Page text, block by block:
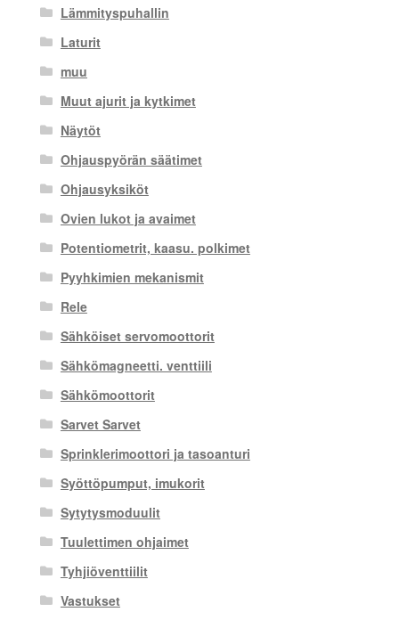
Lämmityspuhallin
Laturit
muu
Muut ajurit ja kytkimet
Näytöt
Ohjauspyörän säätimet
Ohjausyksiköt
Ovien lukot ja avaimet
Potentiometrit, kaasu. polkimet
Pyyhkimien mekanismit
Rele
Sähköiset servomoottorit
Sähkömagneetti. venttiili
Sähkömoottorit
Sarvet Sarvet
Sprinklerimoottori ja tasoanturi
Syöttöpumput, imukorit
Sytytysmoduulit
Tuulettimen ohjaimet
Tyhjiöventtiilit
Vastukset